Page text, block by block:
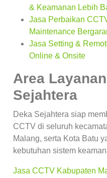
& Keamanan Lebih
Jasa Perbaikan
Maintenance
Jasa Setting &
Online & Onsite
Area
Sejahtera
Deka Sejahtera siap
CCTV di seluruh
Malang, serta Kota Batu
kebutuhan sistem
Jasa CCTV Kabupaten